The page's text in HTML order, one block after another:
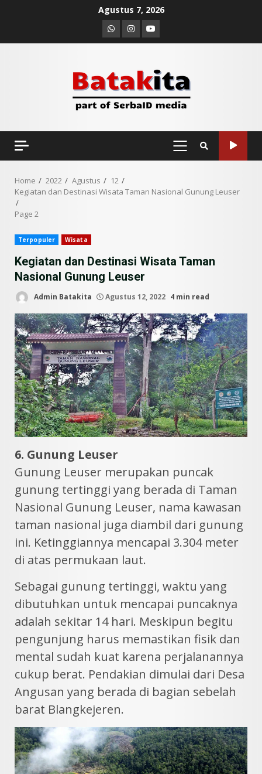
Agustus 7, 2026
Whatsapp
Instagram
Youtube
PRIMARY
Home 2022 Agustus
12
Kegiatan dan Destinasi Wisata Taman Nasional Gunung Leuser
Page 2
Terpopuler Wisata
Kegiatan dan Destinasi Wisata Taman
Nasional Gunung Leuser
Admin Batakita Agustus 12, 2022 4 min read
6. Gunung Leuser
Gunung Leuser merupakan puncak
gunung tertinggi yang berada di Taman
Nasional Gunung Leuser, nama kawasan
taman nasional juga diambil dari gunung
ini. Ketinggiannya mencapai 3.304 meter
di atas permukaan laut.
Sebagai gunung tertinggi, waktu yang
dibutuhkan untuk mencapai puncaknya
adalah sekitar 14 hari. Meskipun begitu
pengunjung harus memastikan fisik dan
mental sudah kuat karena perjalanannya
cukup berat. Pendakian dimulai dari Desa
Angusan yang berada di bagian sebelah
barat Blangkejeren.